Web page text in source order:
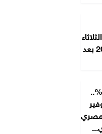
4 أغسطس 2026 بعد
بعائد يصل لـ17%..